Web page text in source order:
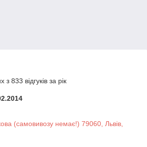
833 відгуків за рік
(самовивозу немає!) 79060, Львів,